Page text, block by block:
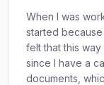
When I was
started because
felt that this
since I have a
documents,